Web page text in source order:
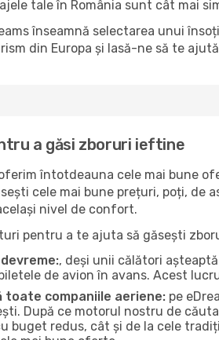
tale în România sunt cât mai
înseamnă selectarea unui
din Europa și lasă-ne să te
a găsi zboruri ieftine
întotdeauna cele mai bune
cele mai bune prețuri, poți, de
nivel de confort.
pentru a te ajuta să găsești
, deși unii călători
de avion în avans. Acest
toate companiile aeriene: pe
După ce motorul nostru de
buget redus, cât și de la cele